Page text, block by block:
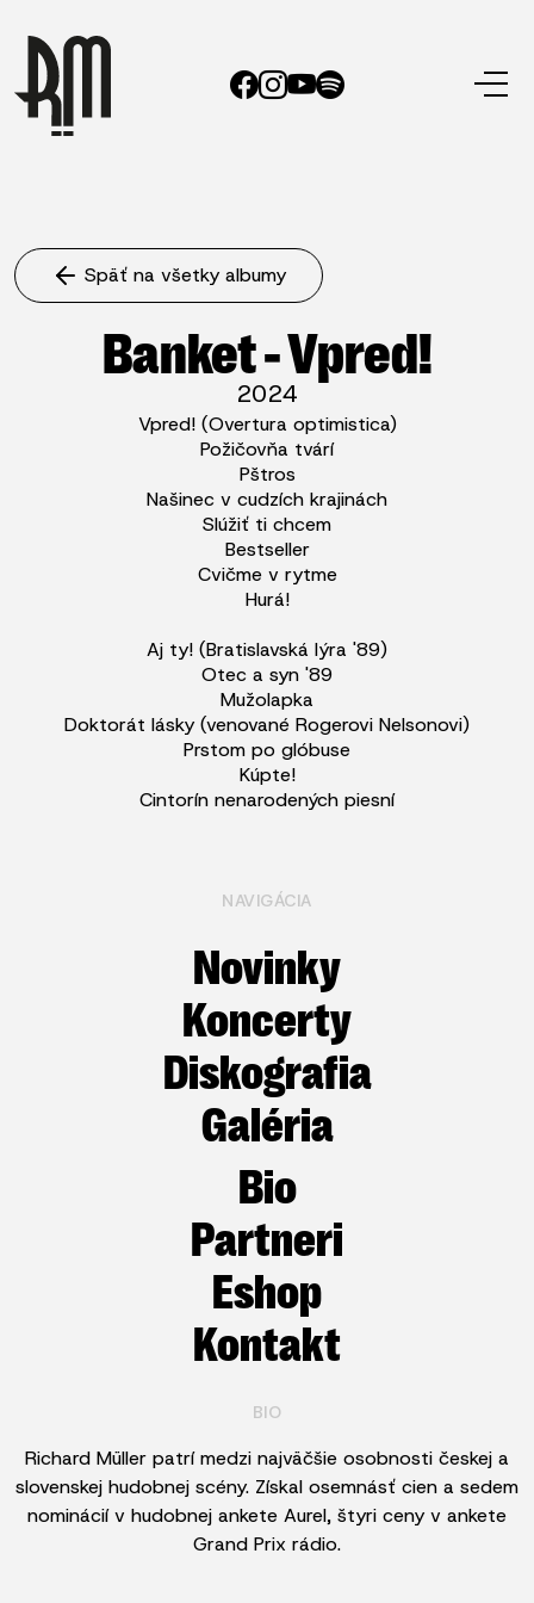
Späť na všetky albumy
Banket - Vpred!
2024
Vpred! (Overtura optimistica)
Požičovňa tvárí
Pštros
Našinec v cudzích krajinách
Slúžiť ti chcem
Bestseller
Cvičme v rytme
Hurá!
Aj ty! (Bratislavská lýra '89)
Otec a syn '89
Mužolapka
Doktorát lásky (venované Rogerovi Nelsonovi)
Prstom po glóbuse
Kúpte!
Cintorín nenarodených piesní
NAVIGÁCIA
Novinky
Koncerty
Diskografia
Galéria
Bio
Partneri
Eshop
Kontakt
BIO
Richard Müller patrí medzi najväčšie osobnosti českej a
slovenskej hudobnej scény. Získal osemnásť cien a sedem
nominácií v hudobnej ankete Aurel, štyri ceny v ankete
Grand Prix rádio.